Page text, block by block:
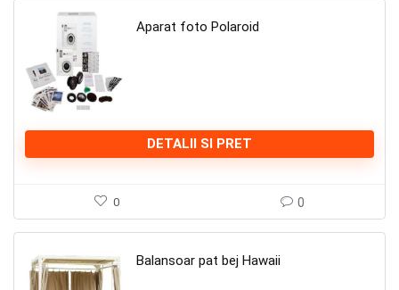
Aparat foto Polaroid
DETALII SI PRET
0 0
Balansoar pat bej Hawaii